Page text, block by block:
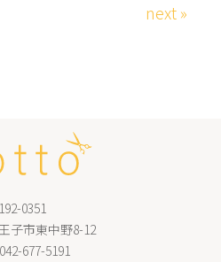
next »
0351
子市東中野8-12
042-677-5191